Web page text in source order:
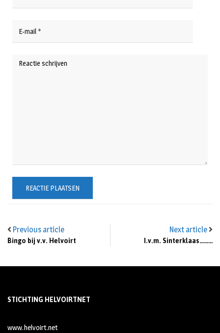
Previous article
Bingo bij v.v. Helvoirt
Next article
I.v.m. Sinterklaas………
STICHTING HELVOIRTNET
www.helvoirt.net